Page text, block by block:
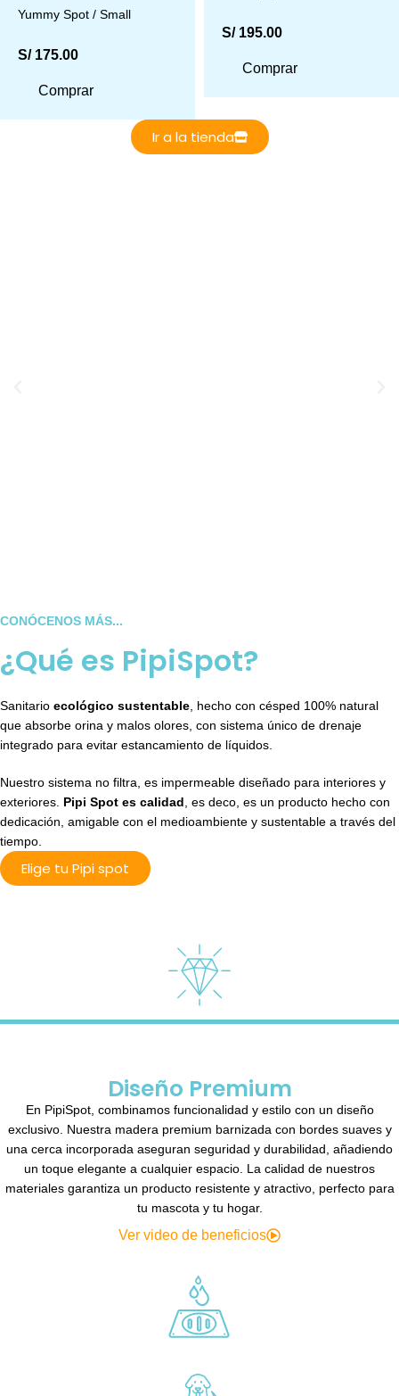
Yummy Spot / Small
S/175.00
Comprar
S/195.00
Comprar
Ir a la tienda
CONÓCENOS MÁS...
¿Qué es PipiSpot?
Sanitario ecológico sustentable , hecho con césped 100% natural
que absorbe orina y malos olores, con sistema único de drenaje
integrado para evitar estancamiento de líquidos.
Nuestro sistema no filtra, es impermeable diseñado para interiores y
exteriores. Pipi Spot es calidad , es deco, es un producto hecho con
dedicación, amigable con el medioambiente y sustentable a través del
tiempo.
Elige tu Pipi spot
Diseño Premium
En PipiSpot, combinamos funcionalidad y estilo con un diseño
exclusivo. Nuestra madera premium barnizada con bordes suaves y
una cerca incorporada aseguran seguridad y durabilidad, añadiendo
un toque elegante a cualquier espacio. La calidad de nuestros
materiales garantiza un producto resistente y atractivo, perfecto para
tu mascota y tu hogar.
Ver video de beneficios